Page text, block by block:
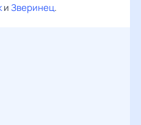
иЗверинец.